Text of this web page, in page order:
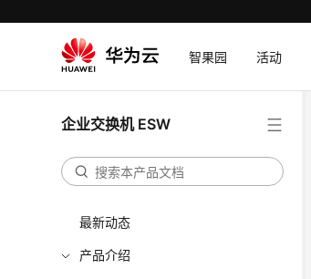
智果园 活动
企业交换机 ESW
最新动态
产品介绍